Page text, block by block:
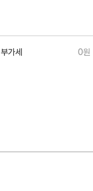
부가세 0원